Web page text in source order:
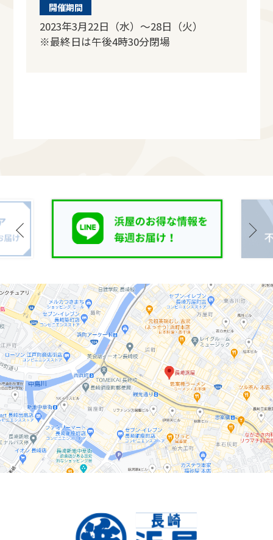
開催期間
2023年3月22日（水）～28日（火）
※最終日は午後4時30分閉場